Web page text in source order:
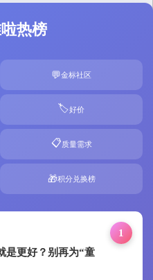
热榜
💬金标社区
🏷️好价
📋质量需求
🎁积分兑换榜
1
是更好？别再为“童